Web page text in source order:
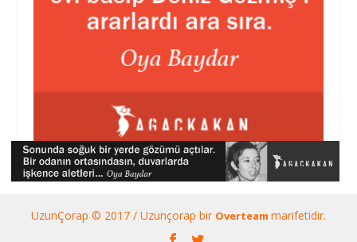
UzunÇorap © 2017 / Uzunçorap bir Overteam marifetidir.